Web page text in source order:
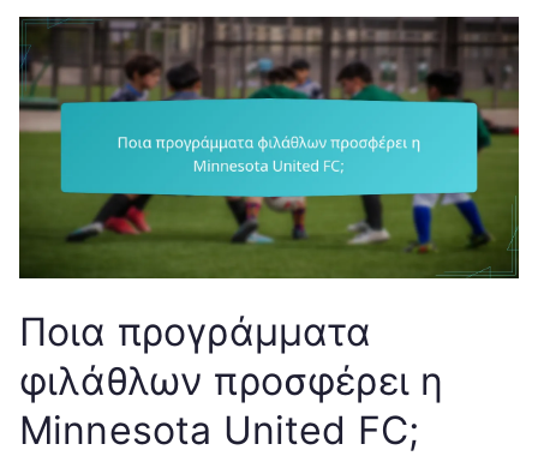
Ποια προγράμματα
φιλάθλων προσφέρει η
Minnesota United FC;